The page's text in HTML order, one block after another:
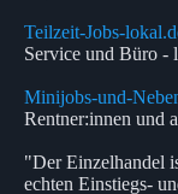
Teilzeit-Jobs-
Service und Büro -
Minijobs-und-
Rentner:innen und
"Der Einzelhandel
echten Einstiegs-